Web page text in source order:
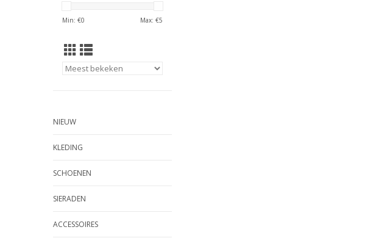
Min: €0 Max: €5
NIEUW
KLEDING
SCHOENEN
SIERADEN
ACCESSOIRES